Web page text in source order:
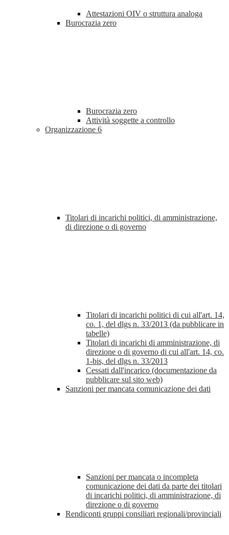
Attestazioni OIV o struttura analoga
Burocrazia zero
Burocrazia zero
Attività soggette a controllo
Organizzazione 6
Titolari di incarichi politici, di amministrazione,
di direzione o di governo
Titolari di incarichi politici di cui all'art. 14,
co. 1, del dlgs n. 33/2013 (da pubblicare in
tabelle)
Titolari di incarichi di amministrazione, di
direzione o di governo di cui all'art. 14, co.
1-bis, del dlgs n. 33/2013
Cessati dall'incarico (documentazione da
pubblicare sul sito web)
Sanzioni per mancata comunicazione dei dati
Sanzioni per mancata o incompleta
comunicazione dei dati da parte dei titolari
di incarichi politici, di amministrazione, di
direzione o di governo
Rendiconti gruppi consiliari regionali/provinciali